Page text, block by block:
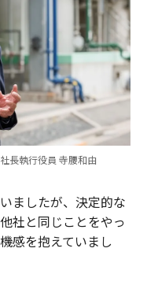
長執行役員 寺腰和由
ましたが、決定的な
社と同じことをやっ
感を抱えていまし